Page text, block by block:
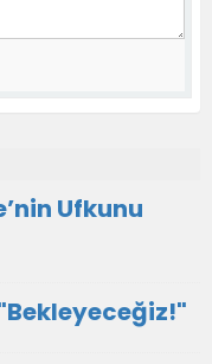
Ufkunu
"Bekleyeceğiz!"